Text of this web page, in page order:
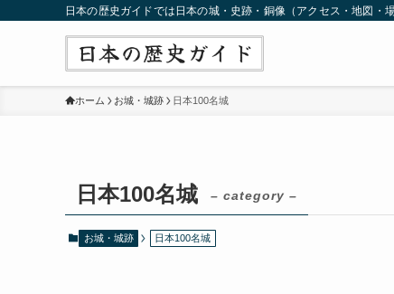
日本の歴史ガイドでは日本の城・史跡・銅像（アクセス・地図・
ホーム お城・城跡 日本100名城
日本100名城 – category –
お城・城跡 日本100名城